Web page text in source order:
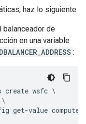
haz lo siguiente:
balanceador de
en una variable
:
create wsfc \
get-value compute/